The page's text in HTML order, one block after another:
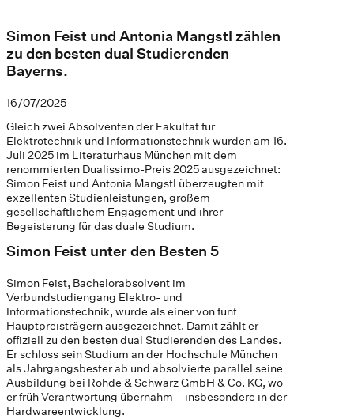
Simon Feist und Antonia Mangstl zählen
zu den besten dual Studierenden
Bayerns.
16/07/2025
Gleich zwei Absolventen der Fakultät für
Elektrotechnik und Informationstechnik wurden am 16.
Juli 2025 im Literaturhaus München mit dem
renommierten Dualissimo-Preis 2025 ausgezeichnet:
Simon Feist und Antonia Mangstl überzeugten mit
exzellenten Studienleistungen, großem
gesellschaftlichem Engagement und ihrer
Begeisterung für das duale Studium.
Simon Feist unter den Besten 5
Simon Feist, Bachelorabsolvent im
Verbundstudiengang Elektro- und
Informationstechnik, wurde als einer von fünf
Hauptpreisträgern ausgezeichnet. Damit zählt er
offiziell zu den besten dual Studierenden des Landes.
Er schloss sein Studium an der Hochschule München
als Jahrgangsbester ab und absolvierte parallel seine
Ausbildung bei Rohde & Schwarz GmbH & Co. KG, wo
er früh Verantwortung übernahm – insbesondere in der
Hardwareentwicklung.